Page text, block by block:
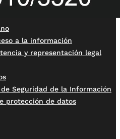
a la información
y representación legal
Seguridad de la Información
protección de datos